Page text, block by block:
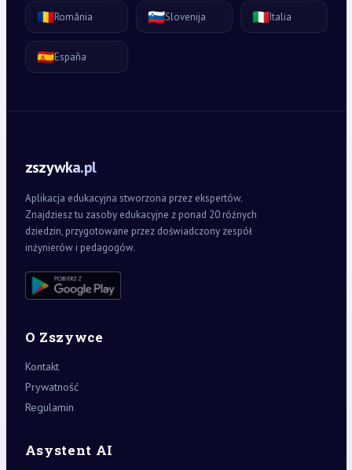
🇷🇴România 🇸🇮Slovenija 🇮🇹Italia
🇪🇸España
zszywka.pl
Aplikacja edukacyjna stworzona przez ekspertów.
Znajdziesz tu zasoby edukacyjne z ponad 20 różnych
dziedzin, przygotowane przez doświadczony zespół
inżynierów i pedagogów.
O Zszywce
Kontakt
Prywatność
Regulamin
Asystent AI